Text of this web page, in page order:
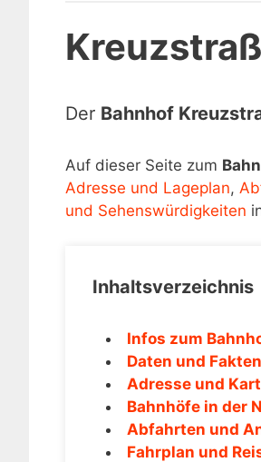
Der Bahnhof
Auf dieser Seite zum
Adresse und Lageplan,
und Sehenswürdigkeiten
Inhaltsverzeichnis
Infos zum
Daten und Fakten
Adresse und
Bahnhöfe in der
Abfahrten und
Fahrplan und